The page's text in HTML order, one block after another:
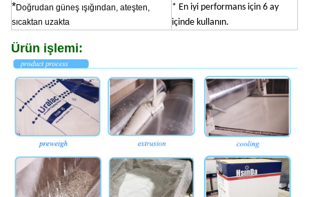
*Doğrudan güneş ışığından, ateşten,
sıcaktan uzakta
* En iyi performans için 6 ay
içinde kullanın.
Ürün işlemi: